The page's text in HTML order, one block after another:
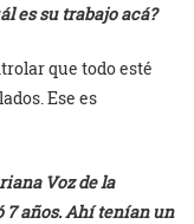
es su trabajo acá?
que todo esté
Ese es
Voz de la
7 años. Ahí tenían un